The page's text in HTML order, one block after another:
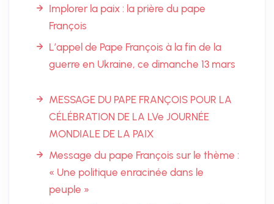
Implorer la paix : la prière du pape
François
L’appel de Pape François à la fin de la
guerre en Ukraine, ce dimanche 13 mars
MESSAGE DU PAPE FRANÇOIS POUR LA
CÉLÉBRATION DE LA LVe JOURNÉE
MONDIALE DE LA PAIX
Message du pape François sur le thème :
« Une politique enracinée dans le
peuple »